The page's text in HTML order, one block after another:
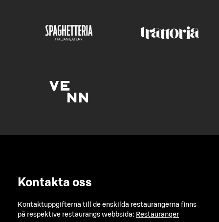
Kontakta oss
Kontaktuppgifterna till de enskilda restaurangerna finns
på respektive restaurangs webbsida: Restauranger